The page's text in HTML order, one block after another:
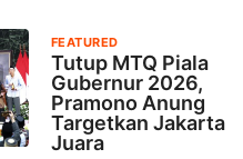
FEATURED
Tutup MTQ Piala
Gubernur 2026,
Pramono Anung
Targetkan Jakarta
Juara